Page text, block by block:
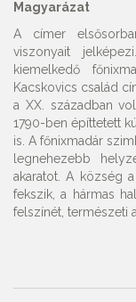
Magyarázat
A címer
viszonyait
kiemelkedő
Kacskovics család
a XX. században
1790-ben építtetett
is. A főnixmadár
legnehezebb
akaratot. A község
fekszik, a hármas
felszínét, természeti